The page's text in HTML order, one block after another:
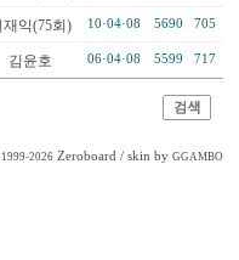
재익(75회) 10·04·08 5690 705
김윤호 06·04·08 5599 717
2026 Zeroboard / skin by GGAMBO